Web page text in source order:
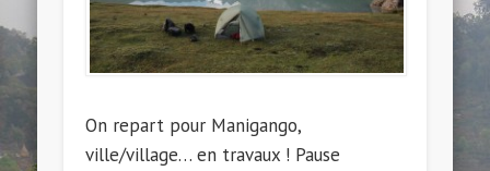
On repart pour Manigango,
ville/village… en travaux ! Pause